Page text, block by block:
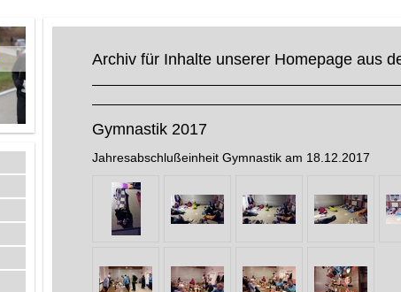
Archiv für Inhalte unserer Homepage aus
Gymnastik 2017
Jahresabschlußeinheit Gymnastik am 18.12.2017